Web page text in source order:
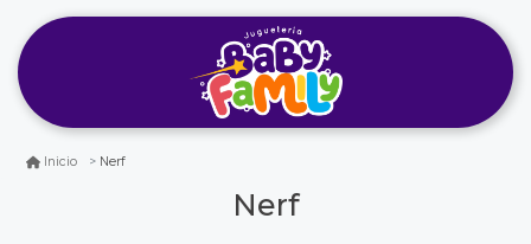
Inicio Nerf
Nerf